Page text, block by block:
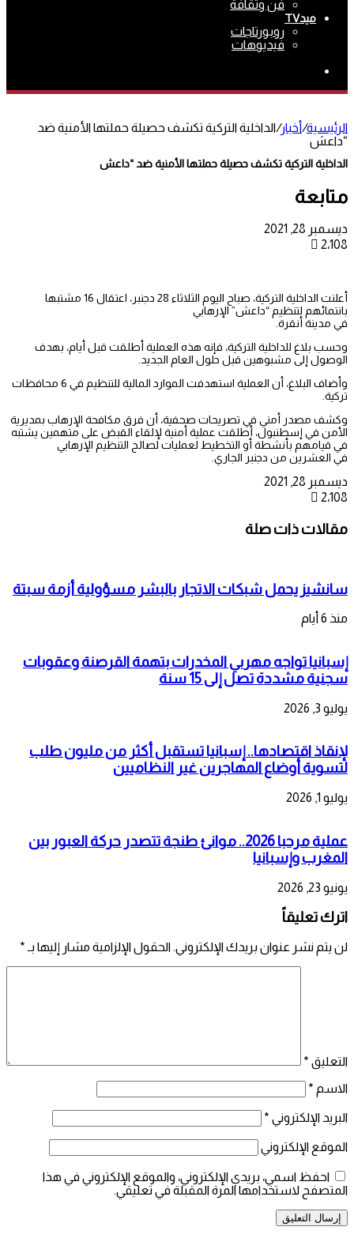
فن وثقافة
ميدTV
روبورتاجات
فيديوهات
الرئيسية/أخبار/الداخلية التركية تكشف حصيلة حملتها الأمنية ضد
“داعش
الداخلية التركية تكشف حصيلة حملتها الأمنية ضد “داعش
متابعة
ديسمبر 28, 2021
2٬108
أعلنت الداخلية التركية، صباح اليوم الثلاثاء 28 دجنبر، اعتقال 16 مشتبها
بانتمائهم لتنظيم “داعش” الإرهابي
في مدينة أنقرة.
وحسب بلاغ للداخلية التركية، فإنه هذه العملية أطلقت قبل أيام، بهدف
الوصول إلى مشبوهين قبل حلول العام الجديد.
وأضاف البلاغ، أن العملية استهدفت الموارد المالية للتنظيم في 6 محافظات
تركية.
وكشف مصدر أمني في تصريحات صحفية، أن فرق مكافحة الإرهاب بمديرية
الأمن في إسطنبول، أطلقت عملية أمنية لإلقاء القبض على متهمين يشتبه
في قيامهم بأنشطة أو التخطيط لعمليات لصالح التنظيم الإرهابي
في العشرين من دجنبر الجاري.
ديسمبر 28, 2021
2٬108
مقالات ذات صلة
سانشيز يحمل شبكات الاتجار بالبشر مسؤولية أزمة سبتة
منذ 6 أيام
إسبانيا تواجه مهربي المخدرات بتهمة القرصنة وعقوبات
سجنية مشددة تصل إلى 15 سنة
يوليو 3, 2026
لإنقاذ اقتصادها.. إسبانيا تستقبل أكثر من مليون طلب
لتسوية أوضاع المهاجرين غير النظاميين
يوليو 1, 2026
عملية مرحبا 2026.. موانئ طنجة تتصدر حركة العبور بين
المغرب وإسبانيا
يونيو 23, 2026
اترك تعليقاً
لن يتم نشر عنوان بريدك الإلكتروني. الحقول الإلزامية مشار إليها بـ *
التعليق *
الاسم *
البريد الإلكتروني *
الموقع الإلكتروني
احفظ اسمي، بريدي الإلكتروني، والموقع الإلكتروني في هذا
المتصفح لاستخدامها المرة المقبلة في تعليقي.